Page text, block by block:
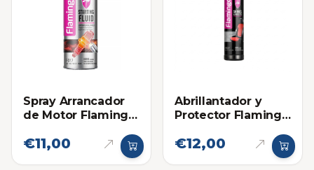
Spray Arrancador
de Motor Flamingo
€11,00
Abrillantador y
Protector Flamingo
Plasticos, Cueros y
€12,00